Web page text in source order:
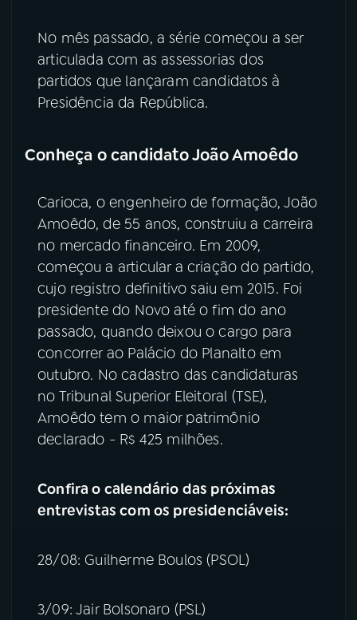
No mês passado, a série começou a ser
articulada com as assessorias dos
partidos que lançaram candidatos à
Presidência da República.
Conheça o candidato João Amoêdo
Carioca, o engenheiro de formação, João
Amoêdo, de 55 anos, construiu a carreira
no mercado financeiro. Em 2009,
começou a articular a criação do partido,
cujo registro definitivo saiu em 2015. Foi
presidente do Novo até o fim do ano
passado, quando deixou o cargo para
concorrer ao Palácio do Planalto em
outubro. No cadastro das candidaturas
no Tribunal Superior Eleitoral (TSE),
Amoêdo tem o maior patrimônio
declarado - R$ 425 milhões.
Confira o calendário das próximas
entrevistas com os presidenciáveis:
28/08: Guilherme Boulos (PSOL)
3/09: Jair Bolsonaro (PSL)